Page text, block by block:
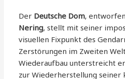
Der Deutsche Dom,
Nering, stellt mit seiner
visuellen Fixpunkt des
Zerstörungen im Zweiten
Wiederaufbau unterstreicht
zur Wiederherstellung seiner